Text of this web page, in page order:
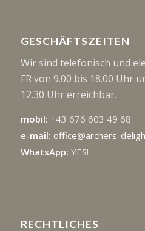
GESCHÄFTSZEITEN
Wir sind telefonisch und
FR von 9.00 bis 18.00 Uhr
12.30 Uhr erreichbar.
mobil: +43 676 603 49 68
e-mail: office@archers-
WhatsApp: YES!
RECHTLICHES